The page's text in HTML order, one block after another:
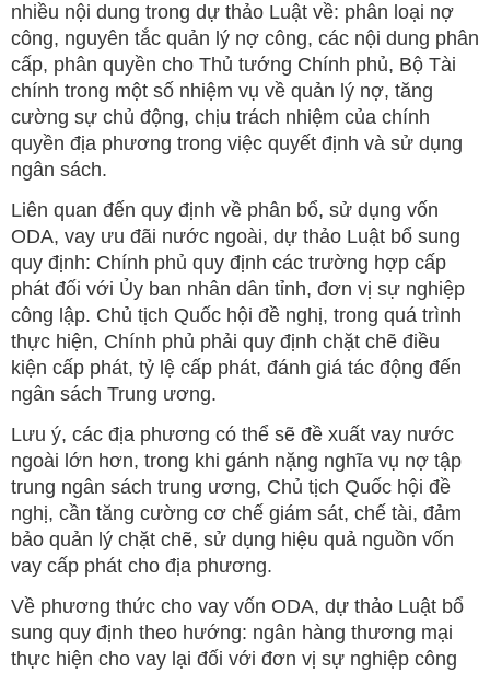
nhiều nội dung trong dự thảo Luật về: phân loại nợ
công, nguyên tắc quản lý nợ công, các nội dung phân
cấp, phân quyền cho Thủ tướng Chính phủ, Bộ Tài
chính trong một số nhiệm vụ về quản lý nợ, tăng
cường sự chủ động, chịu trách nhiệm của chính
quyền địa phương trong việc quyết định và sử dụng
ngân sách.
Liên quan đến quy định về phân bổ, sử dụng vốn
ODA, vay ưu đãi nước ngoài, dự thảo Luật bổ sung
quy định: Chính phủ quy định các trường hợp cấp
phát đối với Ủy ban nhân dân tỉnh, đơn vị sự nghiệp
công lập. Chủ tịch Quốc hội đề nghị, trong quá trình
thực hiện, Chính phủ phải quy định chặt chẽ điều
kiện cấp phát, tỷ lệ cấp phát, đánh giá tác động đến
ngân sách Trung ương.
Lưu ý, các địa phương có thể sẽ đề xuất vay nước
ngoài lớn hơn, trong khi gánh nặng nghĩa vụ nợ tập
trung ngân sách trung ương, Chủ tịch Quốc hội đề
nghị, cần tăng cường cơ chế giám sát, chế tài, đảm
bảo quản lý chặt chẽ, sử dụng hiệu quả nguồn vốn
vay cấp phát cho địa phương.
Về phương thức cho vay vốn ODA, dự thảo Luật bổ
sung quy định theo hướng: ngân hàng thương mại
thực hiện cho vay lại đối với đơn vị sự nghiệp công